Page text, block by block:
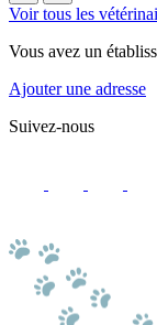
Voir tous les
Vous avez un
Ajouter une adresse
Suivez-nous